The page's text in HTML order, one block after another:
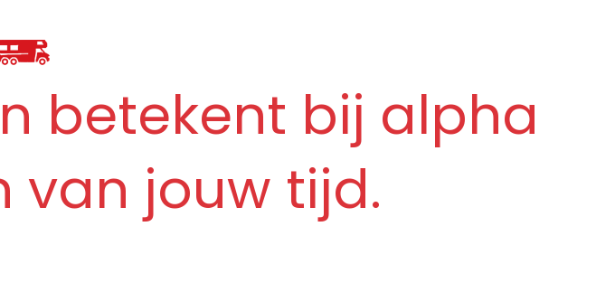
met onze
aan motorhomes